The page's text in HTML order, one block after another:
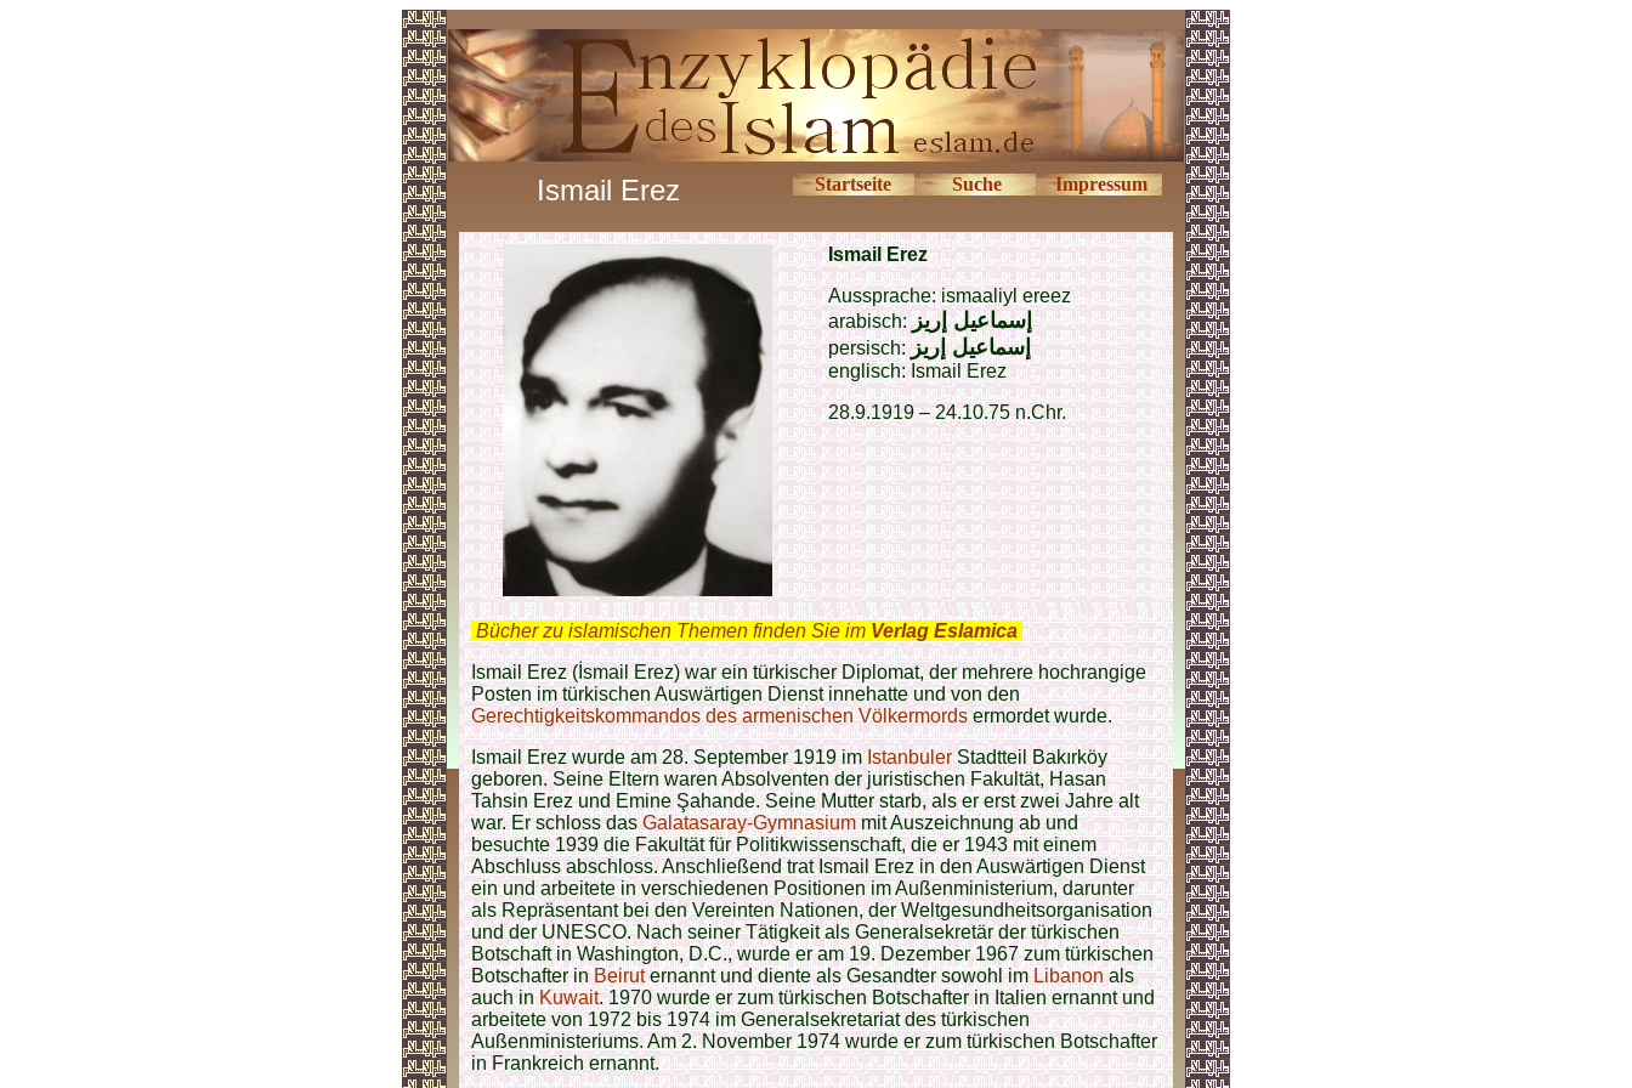
Ismail Erez Startseite Suche Impressum
Ismail Erez
Aussprache: ismaaliyl ereez
arabisch:إسماعيل إريز
persisch:إسماعيل إريز
englisch:Ismail Erez
28.9.1919 – 24.10.75 n.Chr.
Bücher zu islamischen Themen finden Sie im Verlag Eslamica
Ismail Erez (İsmail Erez) war ein türkischer Diplomat, der mehrere hochrangige
Posten im türkischen Auswärtigen Dienst innehatte und von den
Gerechtigkeitskommandos des armenischen Völkermordsermordet wurde.
Ismail Erez wurde am 28. September 1919 imIstanbulerStadtteil Bakırköy
geboren. Seine Eltern waren Absolventen der juristischen Fakultät, Hasan
Tahsin Erez und Emine Şahande. Seine Mutter starb, als er erst zwei Jahre alt
war. Er schloss dasGalatasaray-Gymnasiummit Auszeichnung ab und
besuchte 1939 die Fakultät für Politikwissenschaft, die er 1943 mit einem
Abschluss abschloss. Anschließend trat Ismail Erez in den Auswärtigen Dienst
ein und arbeitete in verschiedenen Positionen im Außenministerium, darunter
als Repräsentant bei den Vereinten Nationen, der Weltgesundheitsorganisation
und der UNESCO. Nach seiner Tätigkeit als Generalsekretär der türkischen
Botschaft in Washington, D.C., wurde er am 19. Dezember 1967 zum türkischen
Botschafter inBeiruternannt und diente als Gesandter sowohl imLibanonals
auch inKuwait. 1970 wurde er zum türkischen Botschafter in Italien ernannt und
arbeitete von 1972 bis 1974 im Generalsekretariat des türkischen
Außenministeriums. Am 2. November 1974 wurde er zum türkischen Botschafter
in Frankreich ernannt.